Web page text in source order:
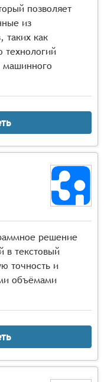
позволяет
из
таких как
машинного
решение
в текстовый
точность и
объёмами